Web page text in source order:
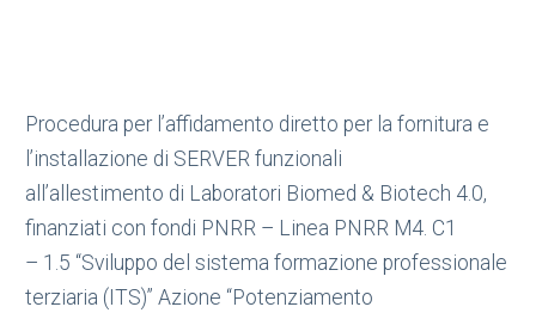
Procedura per l’affidamento diretto per la fornitura e
l’installazione di SERVER funzionali
all’allestimento di Laboratori Biomed & Biotech 4.0,
finanziati con fondi PNRR – Linea PNRR M4. C1
– 1.5 “Sviluppo del sistema formazione professionale
terziaria (ITS)” Azione “Potenziamento